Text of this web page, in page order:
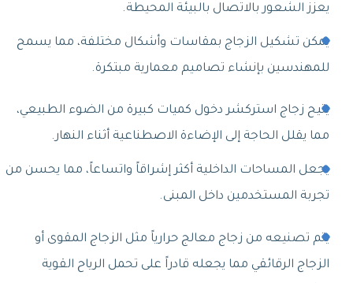
يعزز الشعور بالاتصال بالبيئة المحيطة.
يمكن تشكيل الزجاج بمقاسات وأشكال مختلفة، مما يسمح
للمهندسين بإنشاء تصاميم معمارية مبتكرة.
يتيح زجاج استركشر دخول كميات كبيرة من الضوء الطبيعي،
مما يقلل الحاجة إلى الإضاءة الاصطناعية أثناء النهار.
يجعل المساحات الداخلية أكثر إشراقاً واتساعاً، مما يحسن من
تجربة المستخدمين داخل المبنى.
يتم تصنيعه من زجاج معالج حرارياً مثل الزجاج المقوى أو
الزجاج الرقائقي مما يجعله قادراً على تحمل الرياح القوية